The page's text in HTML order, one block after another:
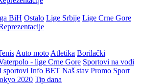
BiH Ostalo Lige Srbije Lige Crne Gore
Auto moto Atletika Borilački
- lige Crne Gore Sportovi na vodi
sportovi Info BET Naš stav Promo Sport
2020 Tip dana